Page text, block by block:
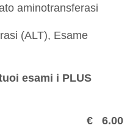
aminotransferasi
(ALT), Esame
esami i PLUS
6.00